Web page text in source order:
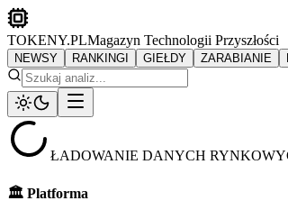
TOKENY.PLMagazyn Technologii Przyszłości
NEWSY RANKINGI GIEŁDY ZARABIANIE
ŁADOWANIE DANYCH
🏛️ Platforma